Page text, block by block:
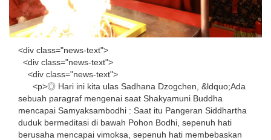
<div class="news-text">
<div class="news-text">
<div class="news-text">
<p>◎ Hari ini kita ulas Sadhana Dzogchen, &ldquo;Ada
sebuah paragraf mengenai saat Shakyamuni Buddha
mencapai Samyaksambodhi : Saat itu Pangeran Siddhartha
duduk bermeditasi di bawah Pohon Bodhi, sepenuh hati
berusaha mencapai vimoksa, sepenuh hati membebaskan